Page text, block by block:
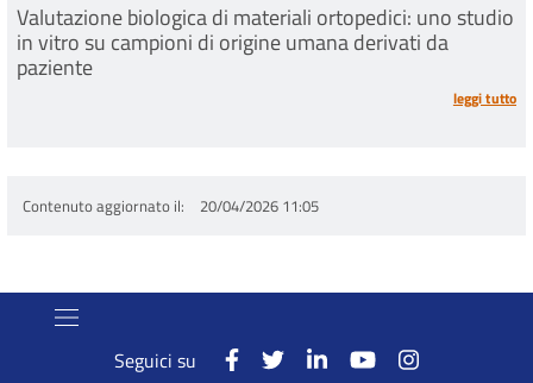
Valutazione biologica di materiali ortopedici: uno studio
in vitro su campioni di origine umana derivati da
paziente
leggi tutto
Contenuto aggiornato il 20/04/2026 11:05
Seguici su